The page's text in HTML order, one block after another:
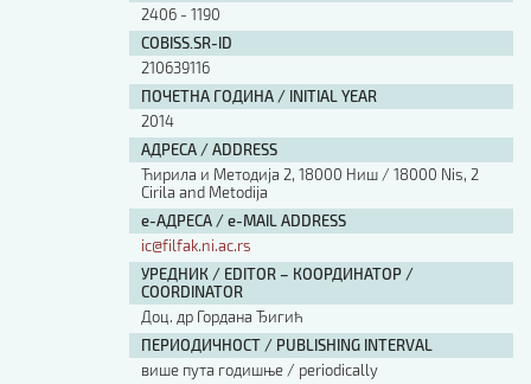
2406 - 1190
COBISS.SR-ID
210639116
ПОЧЕТНА ГОДИНА / INITIAL YEAR
2014
АДРЕСА / ADDRESS
Ћирила и Методија 2, 18000 Ниш / 18000 Nis, 2
Cirila and Metodija
е-АДРЕСА / e-MAIL ADDRESS
ic@filfak.ni.ac.rs
УРЕДНИК / EDITOR – КООРДИНАТОР /
COORDINATOR
Доц. др Гордана Ђигић
ПЕРИОДИЧНОСТ / PUBLISHING INTERVAL
више пута годишње / periodically